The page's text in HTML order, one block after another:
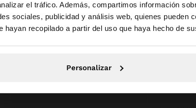
el tráfico. Además, compartimos información
sociales, publicidad y análisis web, quienes pueden
hayan recopilado a partir del uso que haya hecho de
Personalizar
Estás accediendo a la web de España.
No, continuar